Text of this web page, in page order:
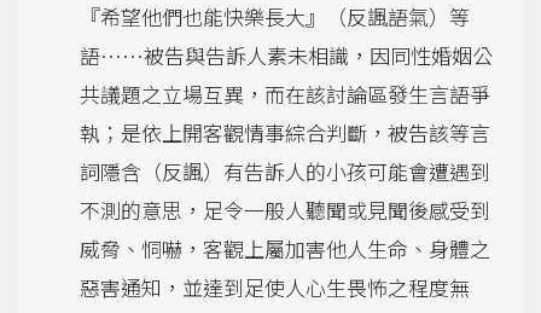
『希望他們也能快樂長大』（反諷語氣）等
語……被告與告訴人素未相識，因同性婚姻公
共議題之立場互異，而在該討論區發生言語爭
執；是依上開客觀情事綜合判斷，被告該等言
詞隱含（反諷）有告訴人的小孩可能會遭遇到
不測的意思，足令一般人聽聞或見聞後感受到
威脅、恫嚇，客觀上屬加害他人生命、身體之
惡害通知，並達到足使人心生畏怖之程度無